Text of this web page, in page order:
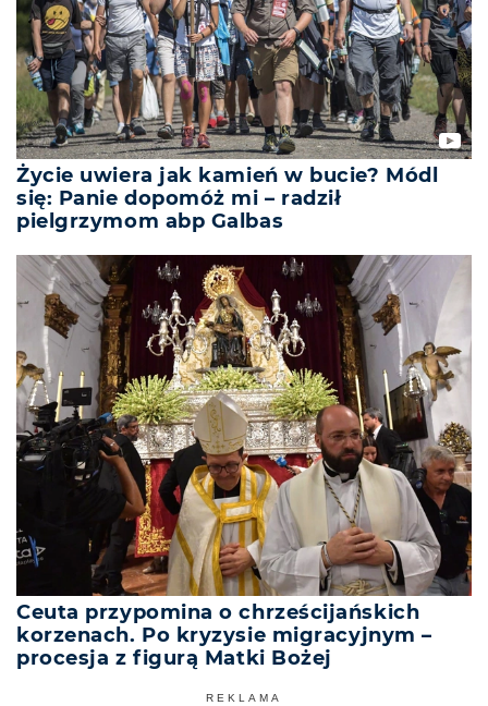
Życie uwiera jak kamień w bucie? Módl
się: Panie dopomóż mi – radził
pielgrzymom abp Galbas
Ceuta przypomina o chrześcijańskich
korzenach. Po kryzysie migracyjnym –
procesja z figurą Matki Bożej
REKLAMA